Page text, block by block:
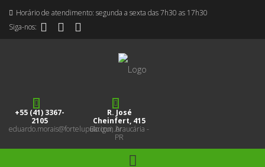
Horário de atendimento: segunda a sexta das 7h30 as 17h30
Siga-nos:
+55 (41) 3367-
2105
eduardo.morais@fortelupulo.com.br
R. José
Cheinfert, 415
Barigui, Araucária -
PR